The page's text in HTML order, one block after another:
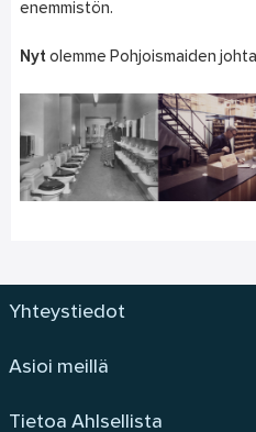
enemmistön.
Nyt olemme Pohjoismaiden
Yhteystiedot
Asioi meillä
Tietoa Ahlsellista